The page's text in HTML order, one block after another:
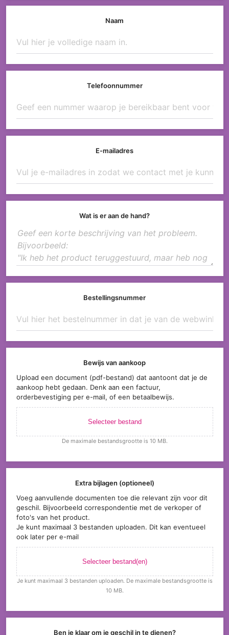
Naam
Telefoonnummer
E-mailadres
Wat is er aan de hand?
Bestellingsnummer
Bewijs van aankoop
Upload een document (pdf-bestand) dat aantoont dat je de
aankoop hebt gedaan. Denk aan een factuur,
orderbevestiging per e-mail, of een betaalbewijs.
Selecteer bestand
De maximale bestandsgrootte is 10 MB.
Extra bijlagen (optioneel)
Voeg aanvullende documenten toe die relevant zijn voor dit
geschil. Bijvoorbeeld correspondentie met de verkoper of
foto's van het product.
Je kunt maximaal 3 bestanden uploaden. Dit kan eventueel
ook later per e-mail
Selecteer bestand(en)
Je kunt maximaal 3 bestanden uploaden. De maximale bestandsgrootte is
10 MB.
Ben je klaar om je geschil in te dienen?